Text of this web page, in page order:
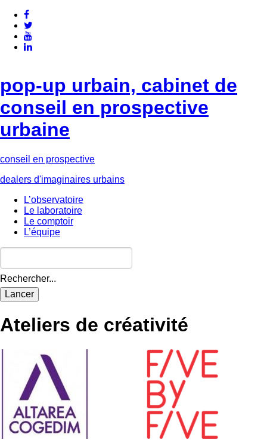
pop-up urbain, cabinet de
conseil en prospective
urbaine
conseil en prospective
dealers d'imaginaires urbains
L’observatoire
Le laboratoire
Le comptoir
L’équipe
Rechercher...
Ateliers de créativité